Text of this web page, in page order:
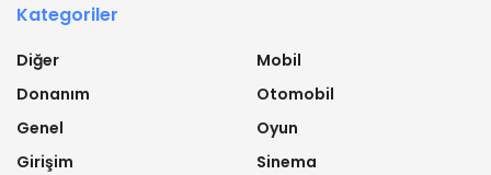
Kategoriler
Diğer
Donanım
Genel
Girişim
Mobil
Otomobil
Oyun
Sinema